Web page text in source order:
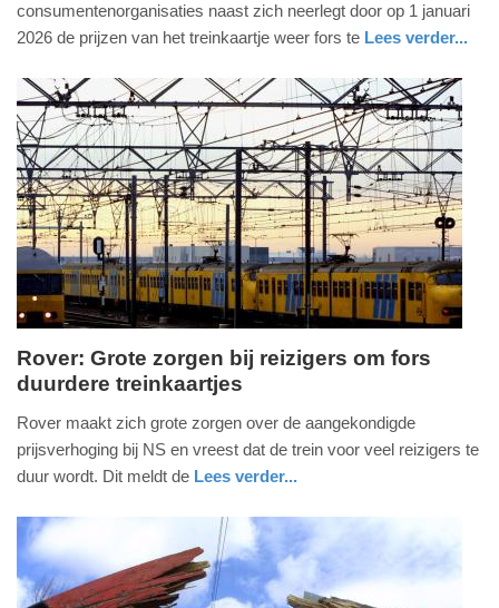
18:16
Update:
05-
11-
2025
18:19
consumentenorganisaties naast zich neerlegt door op 1 januari
2026 de prijzen van het treinkaartje weer fors te Lees verder...
vrijdag,
2024
22:12
Update:
09-
Rover: Grote zorgen bij reizigers om fors
duurdere treinkaartjes
Rover maakt zich grote zorgen over de aangekondigde
prijsverhoging bij NS en vreest dat de trein voor veel reizigers te
duur wordt. Dit meldt de Lees verder...